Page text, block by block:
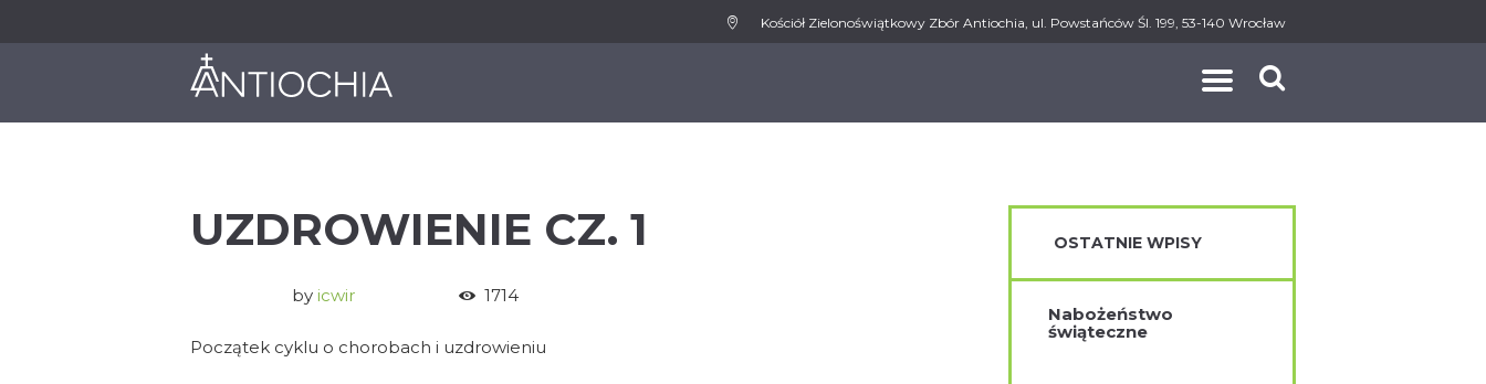
Kościół Zielonoświątkowy Zbór Antiochia, ul. Powstańców Śl. 199, 53-140 Wrocław
O NAS JAK DZIAŁAMY
UZDROWIENIE CZ. 1
by icwir 1714
Początek cyklu o chorobach i uzdrowieniu
OSTATNIE WPISY
Nabożeństwo
świąteczne